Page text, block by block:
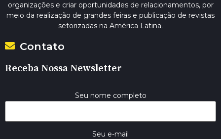
organizações e criar oportunidades de relacionamentos, por
meio da realização de grandes feiras e publicação de revistas
setorizadas na América Latina.
Contato
Receba Nossa Newsletter
Seu nome completo
Seu e-mail